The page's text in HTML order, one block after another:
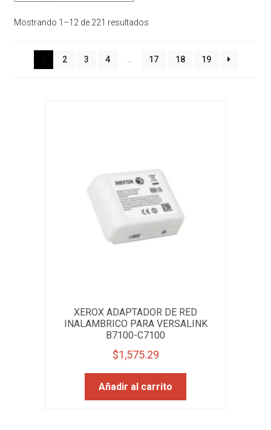
Mostrando 1–12 de 221 resultadosSorted
2 3 4 … 17 18 19
XEROX ADAPTADOR DE RED
INALAMBRICO PARA VERSALINK
B7100-C7100
$1,575.29
Añadir al carrito